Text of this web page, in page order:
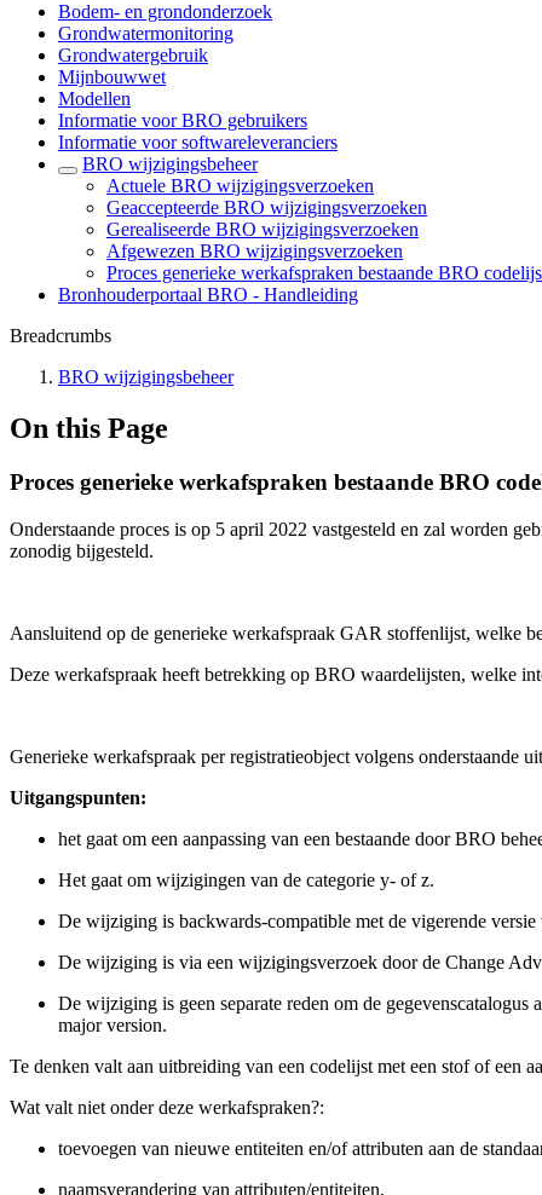
Bodem- en grondonderzoek
Grondwatermonitoring
Grondwatergebruik
Mijnbouwwet
Modellen
Informatie voor BRO gebruikers
Informatie voor softwareleveranciers
BRO wijzigingsbeheer
Actuele BRO wijzigingsverzoeken
Geaccepteerde BRO wijzigingsverzoeken
Gerealiseerde BRO wijzigingsverzoeken
Afgewezen BRO wijzigingsverzoeken
Proces generieke werkafspraken bestaande BRO
Bronhouderportaal BRO - Handleiding
Breadcrumbs
BRO wijzigingsbeheer
On this Page
Proces generieke werkafspraken bestaande BRO
Onderstaande proces is op 5 april 2022 vastgesteld en zal worden
zonodig bijgesteld.
Aansluitend op de generieke werkafspraak GAR stoffenlijst, welke
Deze werkafspraak heeft betrekking op BRO waardelijsten, welke
Generieke werkafspraak per registratieobject volgens onderstaande
Uitgangspunten:
het gaat om een aanpassing van een bestaande door BRO
Het gaat om wijzigingen van de categorie y- of z.
De wijziging is backwards-compatible met de vigerende versie
De wijziging is via een wijzigingsverzoek door de Change
De wijziging is geen separate reden om de
major version.
Te denken valt aan uitbreiding van een codelijst met een stof of een
Wat valt niet onder deze werkafspraken?:
toevoegen van nieuwe entiteiten en/of attributen aan de
naamsverandering van attributen/entiteiten,